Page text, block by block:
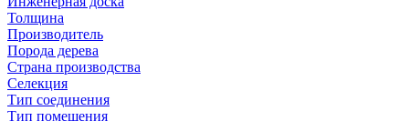
Толщина
Производитель
Порода дерева
Страна производства
Селекция
Тип соединения
Тип помещения